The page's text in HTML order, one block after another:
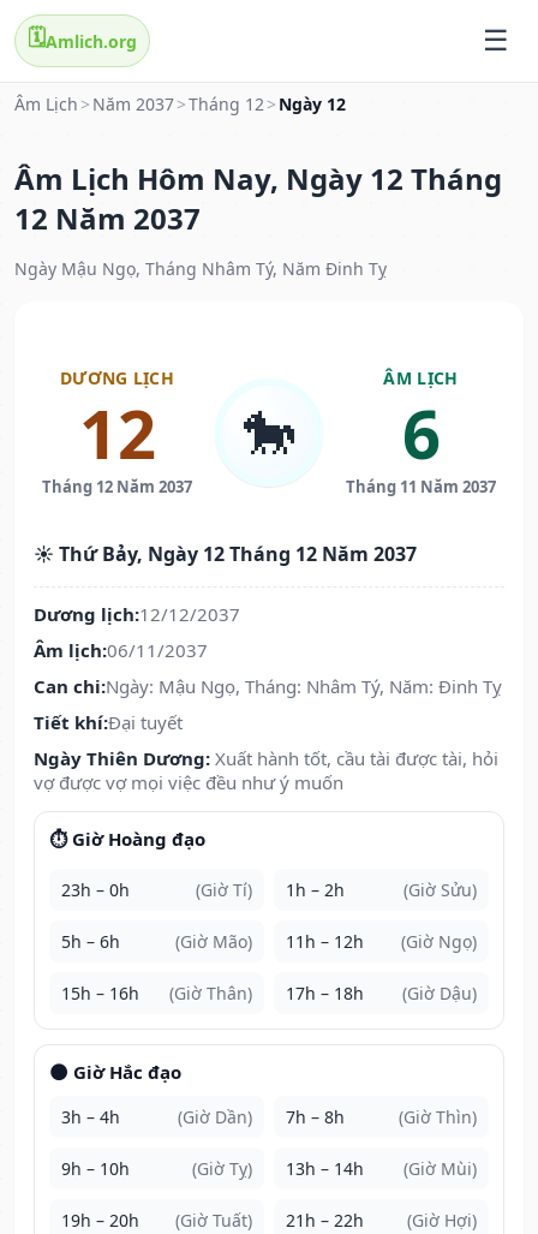
🗓️Amlich.org
Âm Lịch > Năm 2037>Tháng 12> Ngày 12
Âm Lịch Hôm Nay, Ngày 12 Tháng
12 Năm 2037
Ngày Mậu Ngọ, Tháng Nhâm Tý, Năm Đinh Tỵ
DƯƠNG LỊCH
12
Tháng 12 Năm 2037
🐎
ÂM LỊCH
6
Tháng 11 Năm 2037
☀️ Thứ Bảy, Ngày 12 Tháng 12 Năm 2037
Dương lịch:12/12/2037
Âm lịch:06/11/2037
Can chi:Ngày: Mậu Ngọ, Tháng: Nhâm Tý, Năm: Đinh Tỵ
Tiết khí:Đại tuyết
Ngày Thiên Dương: Xuất hành tốt, cầu tài được tài, hỏi
vợ được vợ mọi việc đều như ý muốn
⏱️ Giờ Hoàng đạo
23h – 0h (Giờ Tí) 1h – 2h (Giờ Sửu)
5h – 6h (Giờ Mão) 11h – 12h (Giờ Ngọ)
15h – 16h (Giờ Thân) 17h – 18h (Giờ Dậu)
🌑 Giờ Hắc đạo
3h – 4h (Giờ Dần) 7h – 8h (Giờ Thìn)
9h – 10h (Giờ Tỵ) 13h – 14h (Giờ Mùi)
19h – 20h (Giờ Tuất) 21h – 22h (Giờ Hợi)